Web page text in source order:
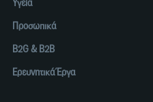
Υγεία
Προσωπικά
B2G & B2B
Ερευνητικά Έργα